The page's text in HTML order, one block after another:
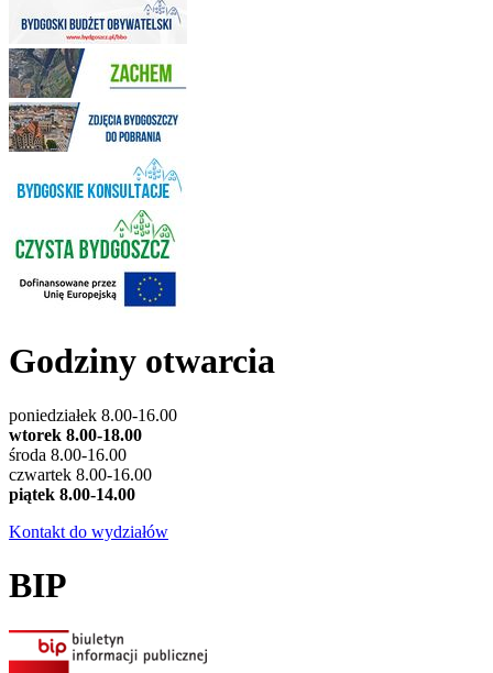
Godziny otwarcia
poniedziałek 8.00-16.00
wtorek 8.00-18.00
środa 8.00-16.00
czwartek 8.00-16.00
piątek 8.00-14.00
Kontakt do wydziałów
BIP